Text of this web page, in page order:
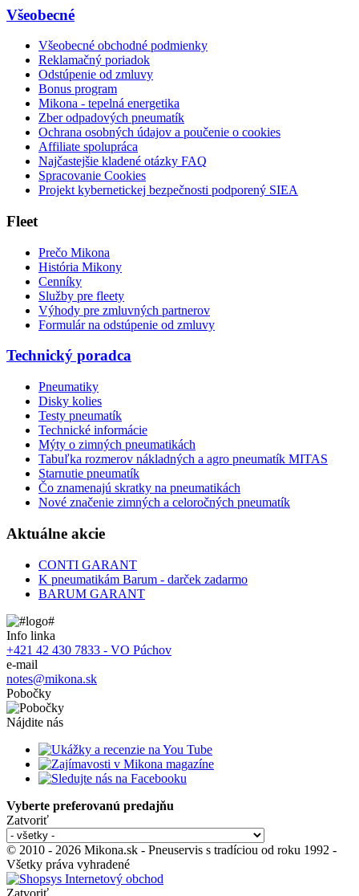
Všeobecné
Všeobecné obchodné podmienky
Reklamačný poriadok
Odstúpenie od zmluvy
Bonus program
Mikona - tepelná energetika
Zber odpadových pneumatík
Ochrana osobných údajov a poučenie o cookies
Affiliate spolupráca
Najčastejšie kladené otázky FAQ
Spracovanie Cookies
Projekt kybernetickej bezpečnosti podporený SIEA
Fleet
Prečo Mikona
História Mikony
Cenníky
Služby pre fleety
Výhody pre zmluvných partnerov
Formulár na odstúpenie od zmluvy
Technický poradca
Pneumatiky
Disky kolies
Testy pneumatík
Technické informácie
Mýty o zimných pneumatikách
Tabuľka rozmerov nákladných a agro pneumatík MITAS
Starnutie pneumatík
Čo znamenajú skratky na pneumatikách
Nové značenie zimných a celoročných pneumatík
Aktuálne akcie
CONTI GARANT
K pneumatikám Barum - darček zadarmo
BARUM GARANT
Info linka
+421 42 430 7833 - VO Púchov
e-mail
notes@mikona.sk
Pobočky
Nájdite nás
Vyberte preferovanú predajňu
Zatvoriť
© 2010 - 2026 Mikona.sk - Pneuservis s tradíciou od roku 1992 -
Všetky práva vyhradené
Zatvoriť